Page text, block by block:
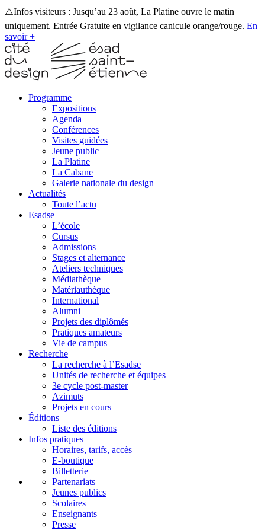
⚠️Infos visiteurs : Jusqu’au 23 août, La Platine ouvre le matin
uniquement. Entrée Gratuite en vigilance canicule orange/rouge. En
savoir +
Programme
Expositions
Agenda
Conférences
Visites guidées
Jeune public
La Platine
La Cabane
Galerie nationale du design
Actualités
Toute l’actu
Esadse
L’école
Cursus
Admissions
Stages et alternance
Ateliers techniques
Médiathèque
Matériauthèque
International
Alumni
Projets des diplômés
Pratiques amateurs
Vie de campus
Recherche
La recherche à l’Esadse
Unités de recherche et équipes
3e cycle post-master
Azimuts
Projets en cours
Éditions
Liste des éditions
Infos pratiques
Horaires, tarifs, accès
E-boutique
Billetterie
Partenariats
Jeunes publics
Scolaires
Enseignants
Presse